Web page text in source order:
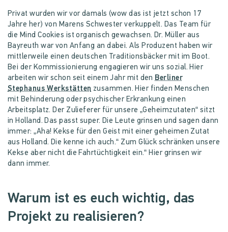
Privat wurden wir vor damals (wow das ist jetzt schon 17
Jahre her) von Marens Schwester verkuppelt. Das Team für
die Mind Cookies ist organisch gewachsen. Dr. Müller aus
Bayreuth war von Anfang an dabei. Als Produzent haben wir
mittlerweile einen deutschen Traditionsbäcker mit im Boot.
Bei der Kommissionierung engagieren wir uns sozial. Hier
arbeiten wir schon seit einem Jahr mit denBerliner
Stephanus Werkstätten zusammen. Hier finden Menschen
mit Behinderung oder psychischer Erkrankung einen
Arbeitsplatz. Der Zulieferer für unsere „Geheimzutaten“ sitzt
in Holland. Das passt super. Die Leute grinsen und sagen dann
immer: „Aha! Kekse für den Geist mit einer geheimen Zutat
aus Holland. Die kenne ich auch.“ Zum Glück schränken unsere
Kekse aber nicht die Fahrtüchtigkeit ein.“ Hier grinsen wir
dann immer.
Warum ist es euch wichtig, das
Projekt zu realisieren?